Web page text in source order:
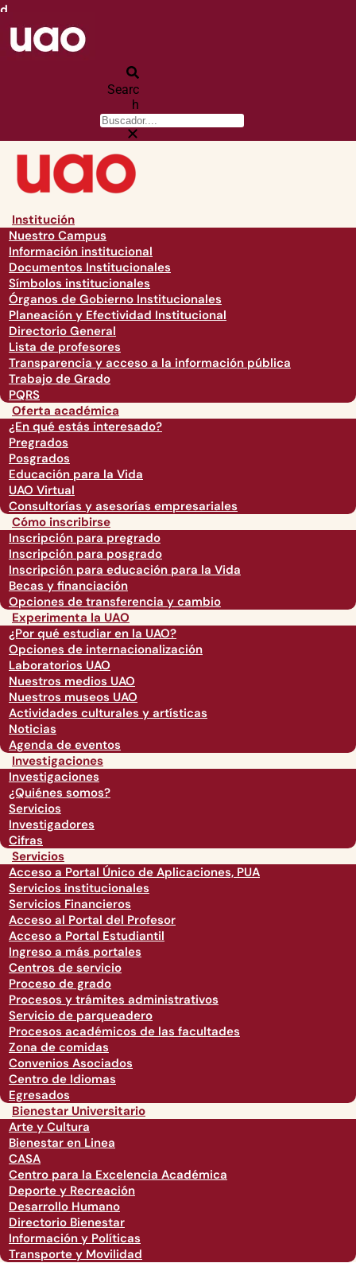
d
Searc
h
Institución
Nuestro Campus
Información institucional
Documentos Institucionales
Símbolos institucionales
Órganos de Gobierno Institucionales
Planeación y Efectividad Institucional
Directorio General
Lista de profesores
Transparencia y acceso a la información pública
Trabajo de Grado
PQRS
Oferta académica
¿En qué estás interesado?
Pregrados
Posgrados
Educación para la Vida
UAO Virtual
Consultorías y asesorías empresariales
Cómo inscribirse
Inscripción para pregrado
Inscripción para posgrado
Inscripción para educación para la Vida
Becas y financiación
Opciones de transferencia y cambio
Experimenta la UAO
¿Por qué estudiar en la UAO?
Opciones de internacionalización
Laboratorios UAO
Nuestros medios UAO
Nuestros museos UAO
Actividades culturales y artísticas
Noticias
Agenda de eventos
Investigaciones
Investigaciones
¿Quiénes somos?
Servicios
Investigadores
Cifras
Servicios
Acceso a Portal Único de Aplicaciones, PUA
Servicios institucionales
Servicios Financieros
Acceso al Portal del Profesor
Acceso a Portal Estudiantil
Ingreso a más portales
Centros de servicio
Proceso de grado
Procesos y trámites administrativos
Servicio de parqueadero
Procesos académicos de las facultades
Zona de comidas
Convenios Asociados
Centro de Idiomas
Egresados
Bienestar Universitario
Arte y Cultura
Bienestar en Linea
CASA
Centro para la Excelencia Académica
Deporte y Recreación
Desarrollo Humano
Directorio Bienestar
Información y Políticas
Transporte y Movilidad